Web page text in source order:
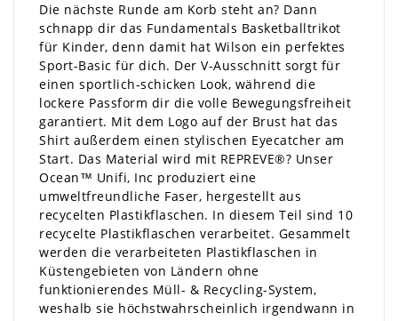
Die nächste Runde am Korb steht an? Dann
schnapp dir das Fundamentals Basketballtrikot
für Kinder, denn damit hat Wilson ein perfektes
Sport-Basic für dich. Der V-Ausschnitt sorgt für
einen sportlich-schicken Look, während die
lockere Passform dir die volle Bewegungsfreiheit
garantiert. Mit dem Logo auf der Brust hat das
Shirt außerdem einen stylischen Eyecatcher am
Start. Das Material wird mit REPREVE®? Unser
Ocean™ Unifi, Inc produziert eine
umweltfreundliche Faser, hergestellt aus
recycelten Plastikflaschen. In diesem Teil sind 10
recycelte Plastikflaschen verarbeitet. Gesammelt
werden die verarbeiteten Plastikflaschen in
Küstengebieten von Ländern ohne
funktionierendes Müll- & Recycling-System,
weshalb sie höchstwahrscheinlich irgendwann in